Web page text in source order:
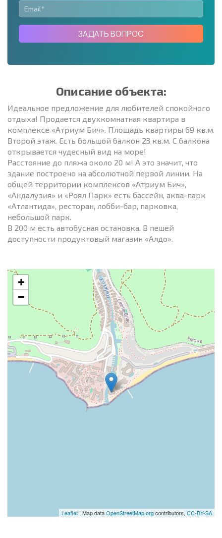
ЗАДАТЬ ВОПРОС
Описание объекта:
Идеальное предложение для любителей спокойного
отдыха! Продается двухкомнатная квартира в
комплексе «Атриум Бич». Площадь квартиры 69 кв.м.
Второй этаж. Есть большой балкон 23 кв.м. С балкона
открывается чудесный вид на море!
Расстояние до пляжа около 20 м! А это значит, что
здание построено на абсолютной первой линии. На
общей территории комплексов «Атриум Бич»,
«Андалузия» и «Роял Парк» есть бассейн, аква-парк
«Атлантида», ресторан, лобби-бар, парковка,
небольшой парк.
В 200 м есть автобусная остановка. В пешей
доступности продуктовый магазин «Алдо».
+
−
Leaflet | Map dataOpenStreetMap.orgcontributors, CC-BY-SA